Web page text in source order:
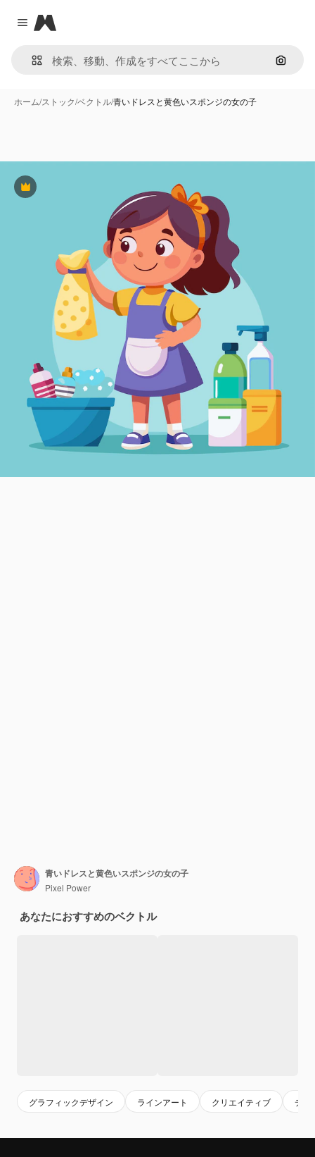
Close menu
Magnific
画像で
ホーム/ストック/ベクトル/青いドレスと黄色いスポンジの女の子
Premium
青いドレスと黄色いスポンジの女の子
Pixel Power
あなたにおすすめのベクトル
グラフィックデザイン ラインアート クリエイティブ デザ